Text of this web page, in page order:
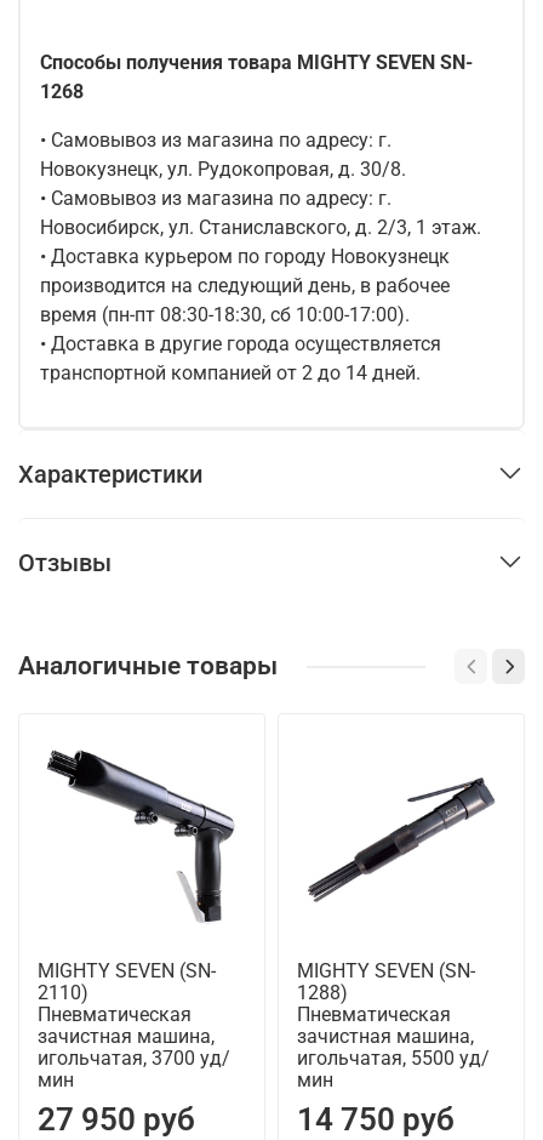
Способы получения товара MIGHTY SEVEN SN-
1268
• Самовывоз из магазина по адресу: г.
Новокузнецк, ул. Рудокопровая, д. 30/8.
• Самовывоз из магазина по адресу: г.
Новосибирск, ул. Станиславского, д. 2/3, 1 этаж.
• Доставка курьером по городу Новокузнецк
производится на следующий день, в рабочее
время (пн-пт 08:30-18:30, сб 10:00-17:00).
• Доставка в другие города осуществляется
транспортной компанией от 2 до 14 дней.
Характеристики
Отзывы
Аналогичные товары
MIGHTY SEVEN (SN-
2110)
Пневматическая
зачистная машина,
игольчатая, 3700 уд/
мин
27 950 руб
MIGHTY SEVEN (SN-
1288)
Пневматическая
зачистная машина,
игольчатая, 5500 уд/
мин
14 750 руб